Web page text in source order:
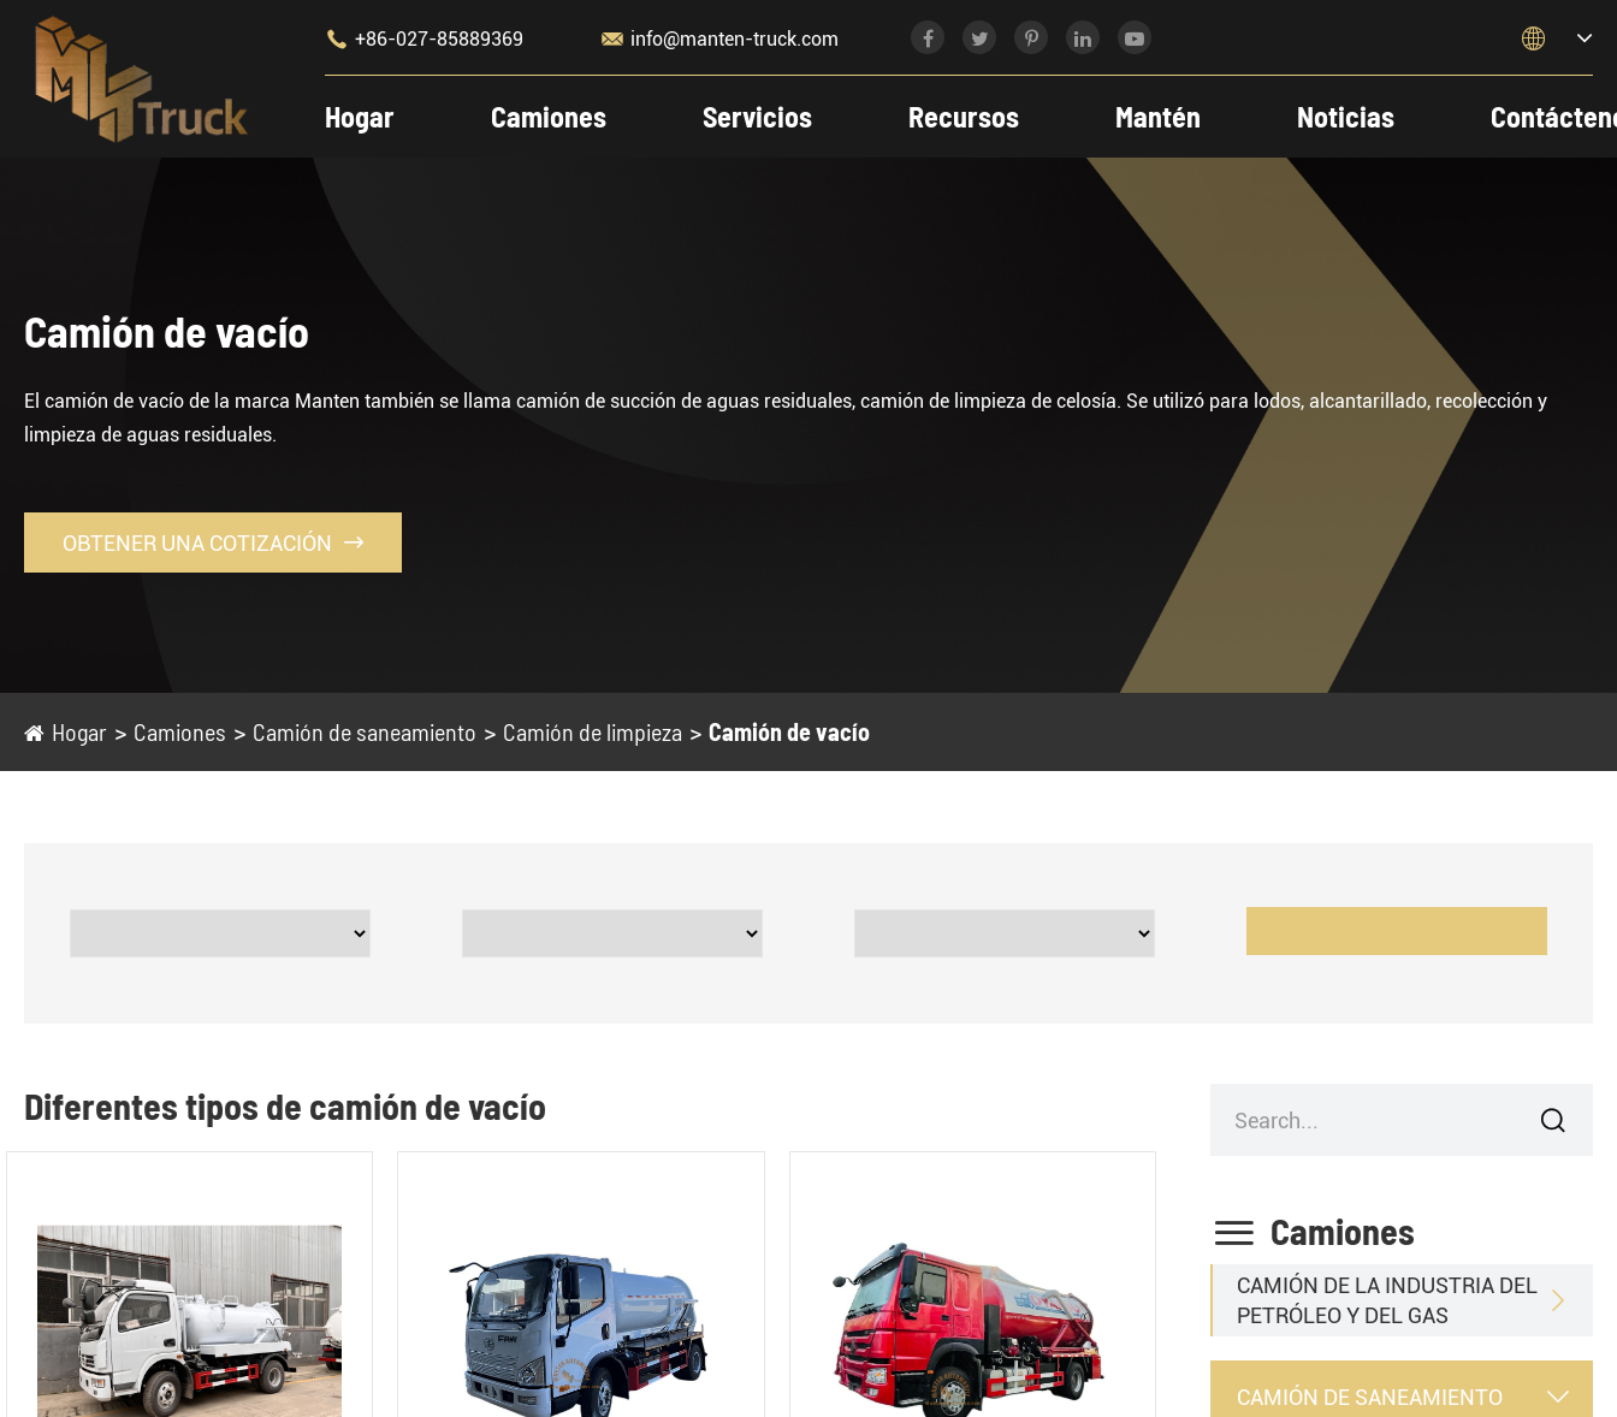
 +86-027-85889369  info@manten-truck.com 
Hogar Camiones Servicios Recursos Mantén Noticias
Camión de vacío
El camión de vacío de la marca Manten también se llama camión de succión de aguas residuales, camión de limpieza de celosía. Se utilizó para lodos, alcantarillado, recolección y
limpieza de aguas residuales.
OBTENER UNA COTIZACIÓN 
Hogar Camiones Camión de saneamiento Camión de limpieza Camión de vacío
Diferentes tipos de camión de vacío 
 Camiones
CAMIÓN DE LA INDUSTRIA DEL
PETRÓLEO Y DEL GAS

CAMIÓN DE SANEAMIENTO 